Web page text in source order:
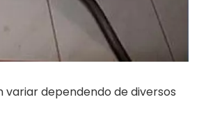
dependendo de diversos